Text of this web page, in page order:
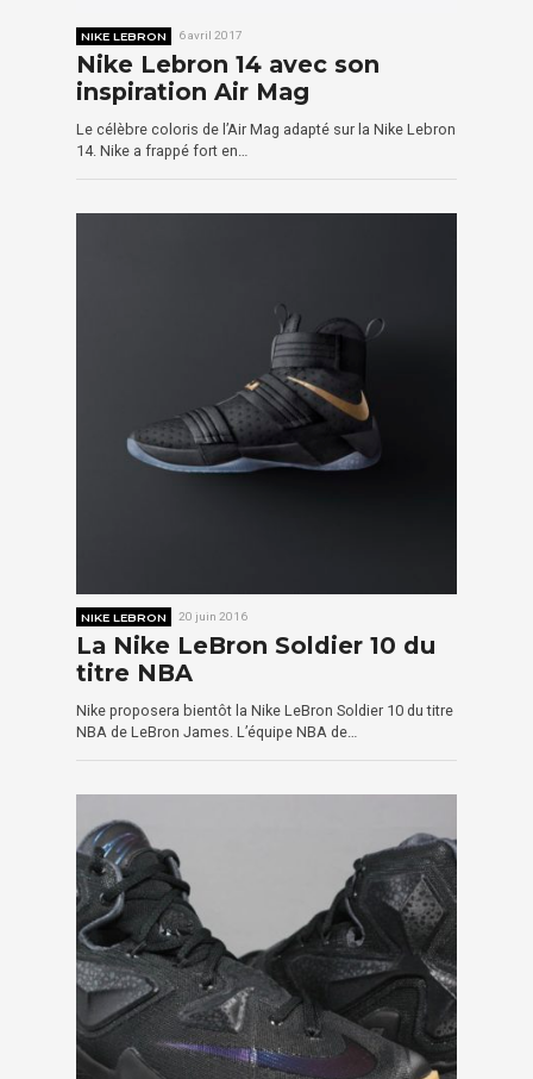
NIKE LEBRON 6 avril 2017
Nike Lebron 14 avec son
inspiration Air Mag
Le célèbre coloris de l’Air Mag adapté sur la Nike Lebron
14. Nike a frappé fort en…
NIKE LEBRON 20 juin 2016
La Nike LeBron Soldier 10 du
titre NBA
Nike proposera bientôt la Nike LeBron Soldier 10 du titre
NBA de LeBron James. L’équipe NBA de…